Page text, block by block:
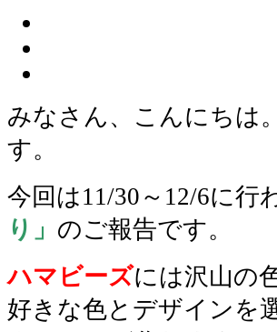
みなさん、こんにちは
す。
今回は11/30～12/6に行
り」 のご報告です。
ハマビーズには沢山の
好きな色とデザインを